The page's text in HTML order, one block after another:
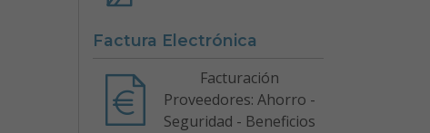
Factura Electrónica
Facturación
Proveedores: Ahorro -
Seguridad - Beneficios